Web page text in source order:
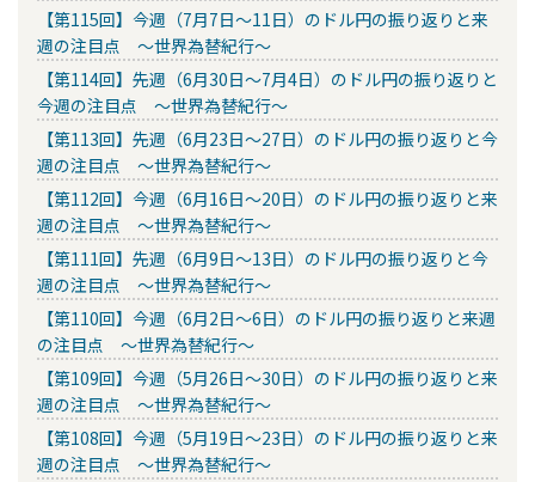
【第115回】今週（7月7日～11日）のドル円の振り返りと来
週の注目点 ～世界為替紀行～
【第114回】先週（6月30日～7月4日）のドル円の振り返りと
今週の注目点 ～世界為替紀行～
【第113回】先週（6月23日～27日）のドル円の振り返りと今
週の注目点 ～世界為替紀行～
【第112回】今週（6月16日～20日）のドル円の振り返りと来
週の注目点 ～世界為替紀行～
【第111回】先週（6月9日～13日）のドル円の振り返りと今
週の注目点 ～世界為替紀行～
【第110回】今週（6月2日～6日）のドル円の振り返りと来週
の注目点 ～世界為替紀行～
【第109回】今週（5月26日～30日）のドル円の振り返りと来
週の注目点 ～世界為替紀行～
【第108回】今週（5月19日～23日）のドル円の振り返りと来
週の注目点 ～世界為替紀行～